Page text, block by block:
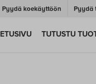
Pyydä koekäyttöön Pyydä
ETUSIVU TUTUSTU